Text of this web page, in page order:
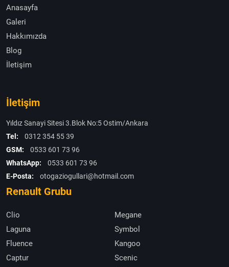
Anasayfa
Galeri
Hakkımızda
Blog
İletişim
İletişim
Yıldız Sanayi Sitesi 3.Blok No:5 Ostim/Ankara
Tel:
0312 354 55 39
GSM:
0533 601 73 96
WhatsApp:
0533 601 73 96
E-Posta:
otogaziogullari@hotmail.com
Renault Grubu
Clio
Megane
Laguna
Symbol
Fluence
Kangoo
Captur
Scenic